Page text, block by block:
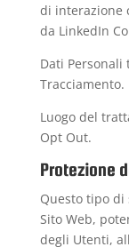
di interazione
da LinkedIn
Dati
Tracciamento.
Luogo del
Opt Out.
Protezione
Questo tipo
Sito Web,
degli Utenti,